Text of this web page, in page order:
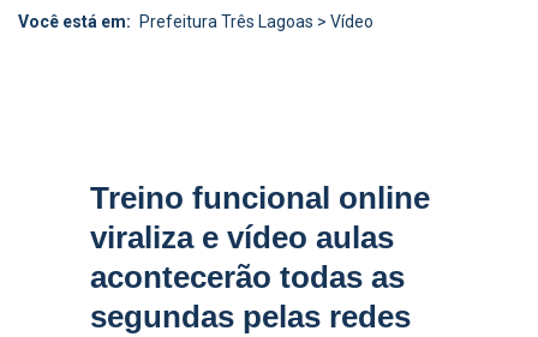
Você está em: Prefeitura Três Lagoas > Vídeo
Treino funcional online
viraliza e vídeo aulas
acontecerão todas as
segundas pelas redes